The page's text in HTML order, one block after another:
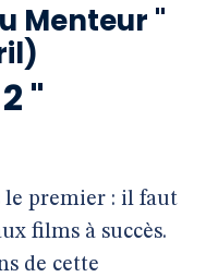
Menteur "
"
le premier : il faut
films à succès.
de cette